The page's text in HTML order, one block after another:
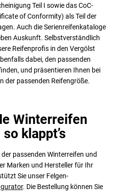
Teil I sowie das CoC-
of Conformity) als Teil der
Auch die Serienreifenkataloge
Auskunft. Selbstverständlich
Reifenprofis in den Vergölst
dabei, den passenden
und präsentieren Ihnen bei
der passenden Reifengröße.
Winterreifen
klappt’s
passenden Winterreifen und
Marken und Hersteller für Ihr
Sie unser Felgen-
. Die Bestellung können Sie